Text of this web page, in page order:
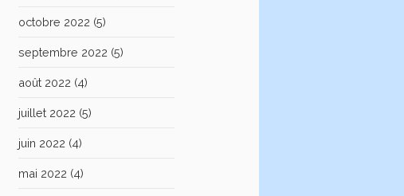
octobre 2022 (5)
septembre 2022 (5)
août 2022 (4)
juillet 2022 (5)
juin 2022 (4)
mai 2022 (4)